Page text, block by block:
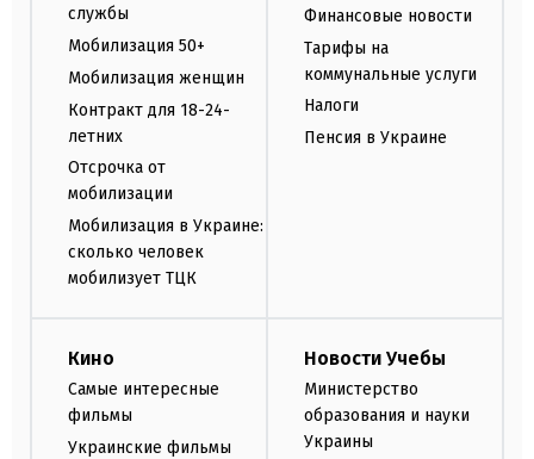
службы
Мобилизация 50+
Мобилизация женщин
Контракт для 18-24-
летних
Отсрочка от
мобилизации
Мобилизация в Украине:
сколько человек
мобилизует ТЦК
Финансовые новости
Тарифы на
коммунальные услуги
Налоги
Пенсия в Украине
Кино
Самые интересные
фильмы
Украинские фильмы
Новости Учебы
Министерство
образования и науки
Украины